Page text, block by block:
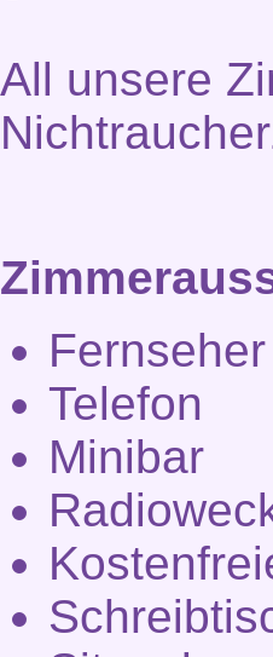
All unsere
Fernseher
Telefon
Minibar